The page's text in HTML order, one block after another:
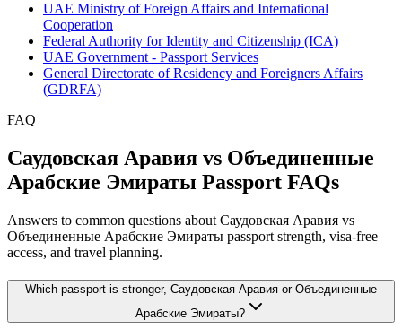
UAE Ministry of Foreign Affairs and International
Cooperation
Federal Authority for Identity and Citizenship (ICA)
UAE Government - Passport Services
General Directorate of Residency and Foreigners Affairs
(GDRFA)
FAQ
Саудовская Аравия vs Объединенные
Арабские Эмираты Passport FAQs
Answers to common questions about Саудовская Аравия vs
Объединенные Арабские Эмираты passport strength, visa-free
access, and travel planning.
Which passport is stronger, Саудовская Аравия or Объединенные
Арабские Эмираты?